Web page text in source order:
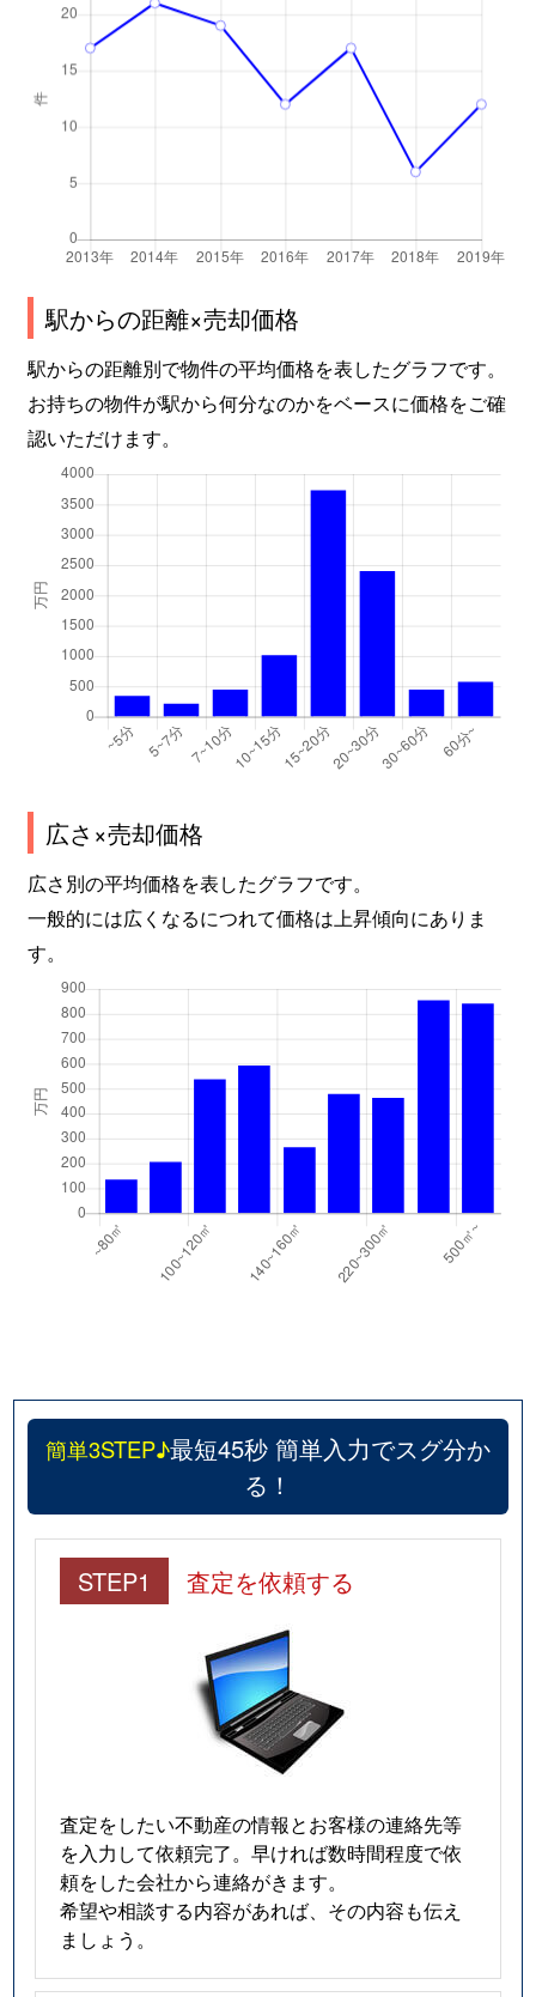
駅からの距離×売却価格
駅からの距離別で物件の平均価格を表したグラフです。
お持ちの物件が駅から何分なのかをベースに価格をご確
認いただけます。
広さ×売却価格
広さ別の平均価格を表したグラフです。
一般的には広くなるにつれて価格は上昇傾向にありま
す。
簡単3STEP♪最短45秒 簡単入力でスグ分か
る！
STEP1 査定を依頼する
査定をしたい不動産の情報とお客様の連絡先等
を入力して依頼完了。早ければ数時間程度で依
頼をした会社から連絡がきます。
希望や相談する内容があれば、その内容も伝え
ましょう。